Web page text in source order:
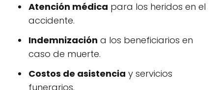
Atención médica para los heridos en el
accidente.
Indemnización a los beneficiarios en
caso de muerte.
Costos de asistencia y servicios
funerarios.